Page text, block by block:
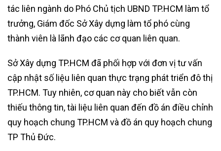
tác liên ngành do Phó Chủ tịch UBND TP.HCM làm tổ
trưởng, Giám đốc Sở Xây dựng làm tổ phó cùng
thành viên là lãnh đạo các cơ quan liên quan.
Sở Xây dựng TP.HCM đã phối hợp với đơn vị tư vấn
cập nhật số liệu liên quan thực trạng phát triển đô thị
TP.HCM. Tuy nhiên, cơ quan này cho biết vẫn còn
thiếu thông tin, tài liệu liên quan đến đồ án điều chỉnh
quy hoạch chung TP.HCM và đồ án quy hoạch chung
TP Thủ Đức.